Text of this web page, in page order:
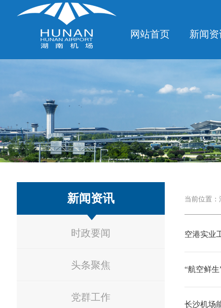
网站首页 新闻
新闻资讯
时政要闻
头条聚焦
党群工作
当前位置：
空港实业
“航空鲜
长沙机场